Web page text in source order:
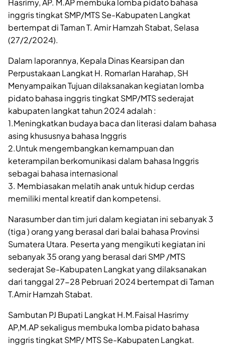
inggris tingkat SMP/MTS Se-Kabupaten Langkat
bertempat di Taman T. Amir Hamzah Stabat, Selasa
(27/2/2024).
Dalam laporannya, Kepala Dinas Kearsipan dan
Perpustakaan Langkat H. Romarlan Harahap, SH
Menyampaikan Tujuan dilaksanakan kegiatan lomba
pidato bahasa inggris tingkat SMP/MTS sederajat
kabupaten langkat tahun 2024 adalah :
1.Meningkatkan budaya baca dan literasi dalam bahasa
asing khususnya bahasa Inggris
2.Untuk mengembangkan kemampuan dan
keterampilan berkomunikasi dalam bahasa Inggris
sebagai bahasa internasional
3. Membiasakan melatih anak untuk hidup cerdas
memiliki mental kreatif dan kompetensi.
Narasumber dan tim juri dalam kegiatan ini sebanyak 3
(tiga ) orang yang berasal dari balai bahasa Provinsi
Sumatera Utara. Peserta yang mengikuti kegiatan ini
sebanyak 35 orang yang berasal dari SMP /MTS
sederajat Se-Kabupaten Langkat yang dilaksanakan
dari tanggal 27-28 Pebruari 2024 bertempat di Taman
T.Amir Hamzah Stabat.
Sambutan PJ Bupati Langkat H.M.Faisal Hasrimy
AP,M.AP sekaligus membuka lomba pidato bahasa
inggris tingkat SMP/ MTS Se-Kabupaten Langkat.